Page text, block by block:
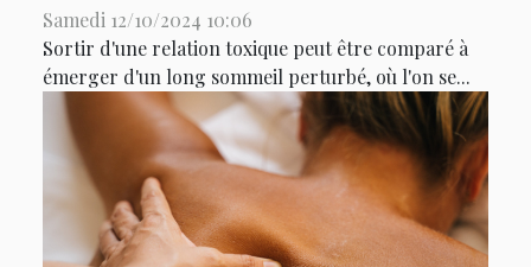
Samedi 12/10/2024 10:06
Sortir d'une relation toxique peut être comparé à
émerger d'un long sommeil perturbé, où l'on se...